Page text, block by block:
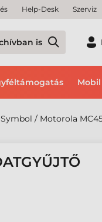
Help-Desk Szerviz
is
Symbol / Motorola